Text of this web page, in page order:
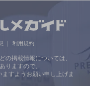
利用規約
の掲載情報については、
りますので、
すようお願い申し上げま